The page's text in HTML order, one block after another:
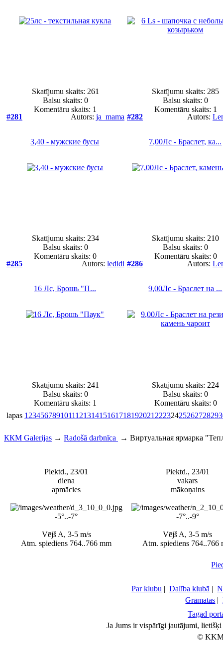
Skatījumu skaits: 261
Balsu skaits: 0
Komentāru skaits: 1
Skatījumu skaits: 285
Balsu skaits:0
Komentāru skaits: 1
#281
Autors: ja_mama
3,40 - мужские бусы
Skatījumu skaits: 234
Balsu skaits: 0
Komentāru skaits: 0
#282 Autors:
7,00Лс - Браслет, ка...
Skatījumu skaits: 210
Balsu skaits:0
Komentāru skaits: 0
#285
Autors: ledidi
16 Лс, Брошь "П...
Skatījumu skaits: 241
Balsu skaits: 0
Komentāru skaits: 1
#286 Autors:
9,00Лс - Браслет на ...
Skatījumu skaits: 224
Balsu skaits:0
Komentāru skaits: 0
lapas 1 23456789101112131415161718192021 2223242526272829
ККМ Galerijas → Radošā darbnīca → Виртуальная ярмарка
Piektd., 23/01
diena
apmācies
-5°..-7°
Vējš A, 3-5 m/s
Atm. spiediens 764..766 mm
Piektd., 23/01
vakars
mākoņains
-7°..-9°
Vējš A, 3-5 m/s
Atm. spiediens 764..766
Par klubu | Dalība klubā |
Grāmatas |
Tagad
Ja Jums ir vispārīgi jautājumi,
©